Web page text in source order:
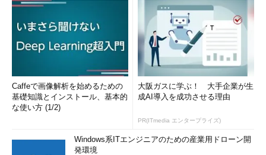
Caffeで画像解析を始めるための
基礎知識とインストール、基本的
な使い方 (1/2)
大阪ガスに学ぶ！ 大手企業が生
成AI導入を成功させる理由
PR(ITmedia エンタープライズ)
Windows系ITエンジニアのための産業用ドローン開
発環境